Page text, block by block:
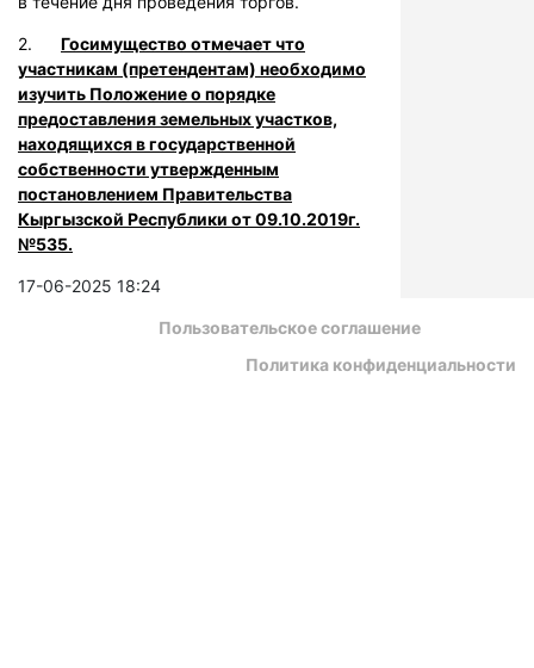
2. Госимущество отмечает что
участникам (претендентам) необходимо
изучить Положение о порядке
предоставления земельных участков,
находящихся в государственной
собственности утвержденным
постановлением Правительства
Кыргызской Республики от 09.10.2019г.
№535.
17-06-2025 18:24
Пользовательское соглашение
Политика конфиденциальности